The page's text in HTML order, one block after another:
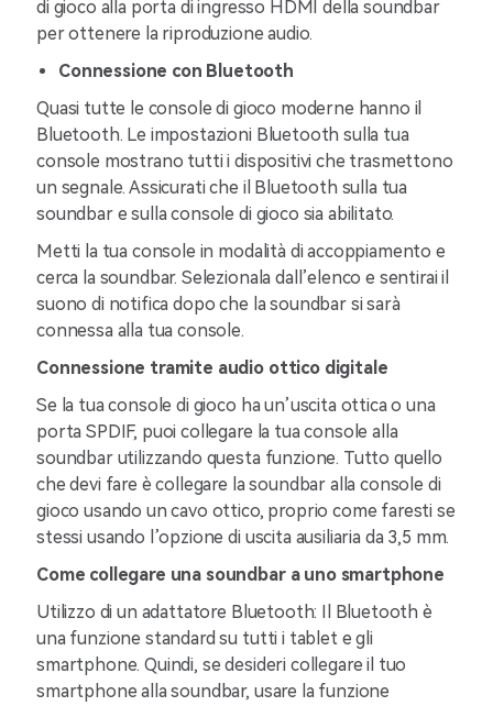
di gioco alla porta di ingresso HDMI della soundbar
per ottenere la riproduzione audio.
Connessione con Bluetooth
Quasi tutte le console di gioco moderne hanno il
Bluetooth. Le impostazioni Bluetooth sulla tua
console mostrano tutti i dispositivi che trasmettono
un segnale. Assicurati che il Bluetooth sulla tua
soundbar e sulla console di gioco sia abilitato.
Metti la tua console in modalità di accoppiamento e
cerca la soundbar. Selezionala dall’elenco e sentirai il
suono di notifica dopo che la soundbar si sarà
connessa alla tua console.
Connessione tramite audio ottico digitale
Se la tua console di gioco ha un’uscita ottica o una
porta SPDIF, puoi collegare la tua console alla
soundbar utilizzando questa funzione. Tutto quello
che devi fare è collegare la soundbar alla console di
gioco usando un cavo ottico, proprio come faresti se
stessi usando l’opzione di uscita ausiliaria da 3,5 mm.
Come collegare una soundbar a uno smartphone
Utilizzo di un adattatore Bluetooth: Il Bluetooth è
una funzione standard su tutti i tablet e gli
smartphone. Quindi, se desideri collegare il tuo
smartphone alla soundbar, usare la funzione